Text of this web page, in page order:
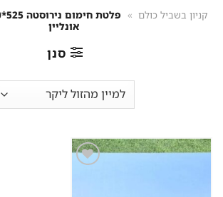
קניון בשביל כולם »
אונליין
סנן